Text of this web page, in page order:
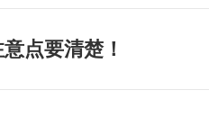
点要清楚！